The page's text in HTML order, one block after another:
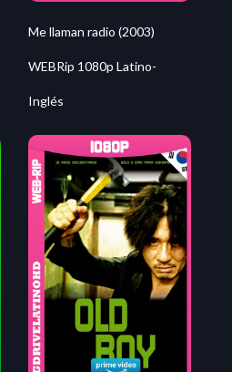
Me llaman radio (2003)
WEBRip 1080p Latino-
Inglés